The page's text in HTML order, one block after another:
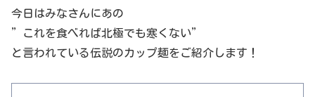
今日はみなさんにあの
”これを食べれば北極でも寒くない”
と言われている伝説のカップ麺をご紹介します！